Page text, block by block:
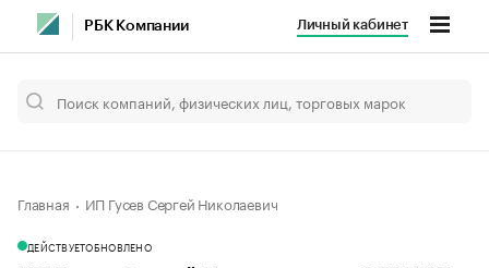
РБК Компании Личный кабинет
Главная ИП Гусев Сергей Николаевич
ДЕЙСТВУЕТОБНОВЛЕНО